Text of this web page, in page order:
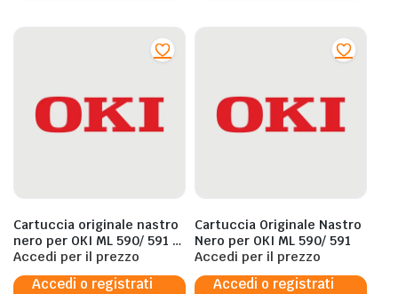
Cartuccia originale nastro
nero per OKI ML 590/ 591 –
09002316
Accedi per il prezzo
Accedi o registrati
Cartuccia Originale Nastro
Nero per OKI ML 590/ 591
Accedi per il prezzo
Accedi o registrati